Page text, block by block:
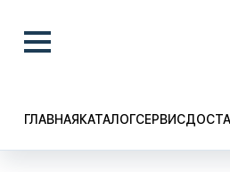
ГЛАВНАЯ КАТАЛОГСЕРВИС